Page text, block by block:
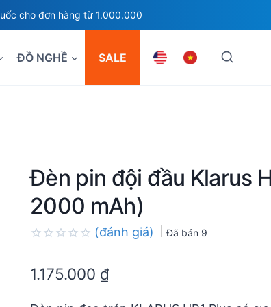
cho đơn hàng từ 1.000.000
ĐỒ NGHỀ SALE
Đèn pin đội đầu Klarus
2000 mAh)
out
(đánh giá) Đã bán 9
1.175.000 ₫